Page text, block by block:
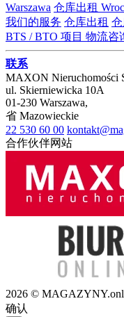
Warszawa 仓库出租
我们的服务 仓库出租
BTS / BTO 项目 物流咨
联系
MAXON Nieruchomości
ul. Skierniewicka 10A
01-230 Warszawa,
省 Mazowieckie
22 530 60 00
合作伙伴网站
2026 ©
确认